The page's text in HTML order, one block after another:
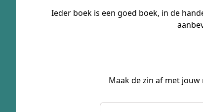
Ieder boek is een goed boek, in de
Maak de zin af met